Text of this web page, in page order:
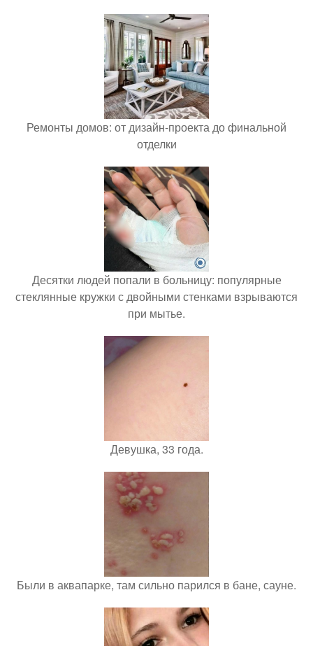
Ремонты домов: от дизайн-проекта до финальной
отделки
Десятки людей попали в больницу: популярные
стеклянные кружки с двойными стенками взрываются
при мытье.
Девушка, 33 года.
Были в аквапарке, там сильно парился в бане, сауне.